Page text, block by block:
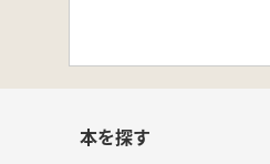
本を探す